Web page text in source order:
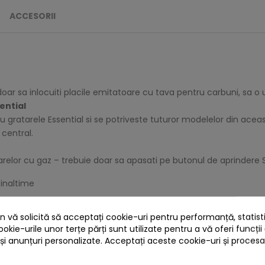
ACCESORII
sa inlocuiti placile emitatoare cu tava pentru carbuni, sa o
Essential si se potriveste tuturor modelelor din
cu gaz – trebuie doar sa apasati pe butonul de aprindere
AU CUMPARAT ACEST PRODUS AU MAI
vă solicită să acceptați cookie-uri pentru performanță,
urile unor terțe părți sunt utilizate pentru a vă oferi funcții
anunțuri personalizate. Acceptați aceste cookie-uri și